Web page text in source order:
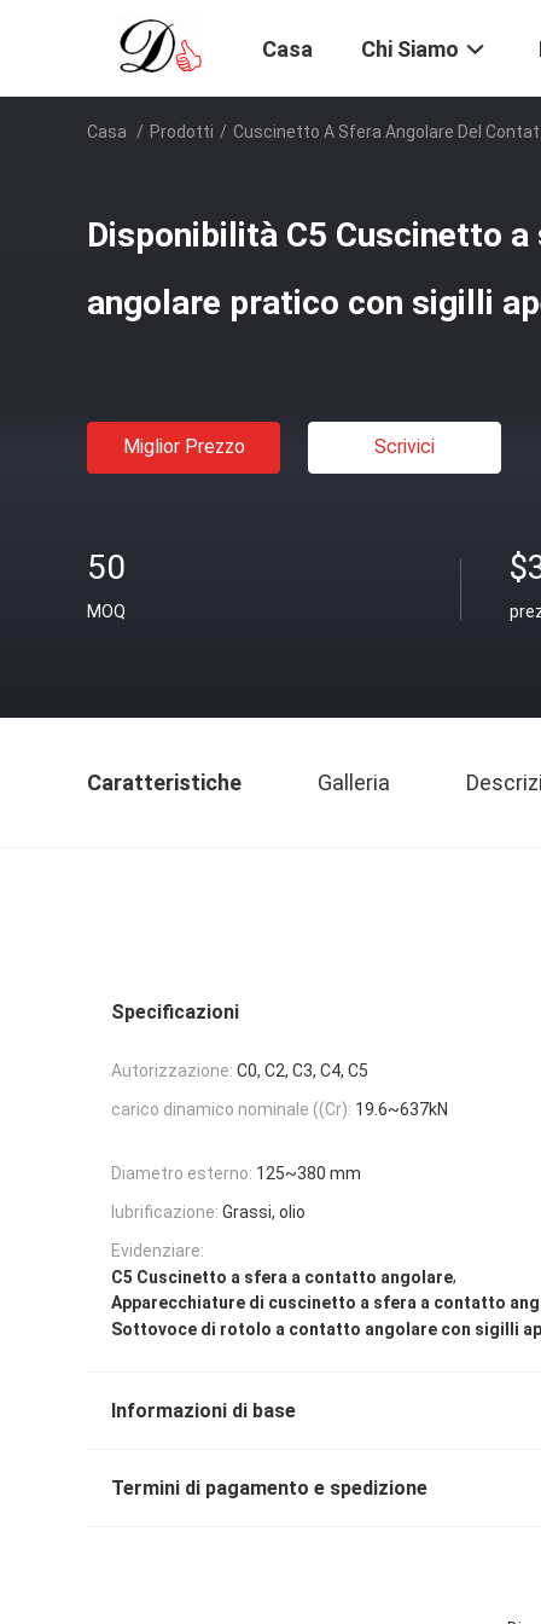
Casa Chi Siamo
Casa / Prodotti / Cuscinetto A Sfera Angolare Del
Disponibilità C5 Cuscinetto
angolare pratico con sigilli
Miglior Prezzo Scrivici
50
MOQ
Caratteristiche Galleria
Specificazioni
Autorizzazione: C0, C2, C3, C4, C5
carico dinamico nominale ((Cr): 19.6~637kN
Diametro esterno: 125~380 mm
lubrificazione: Grassi, olio
Evidenziare:
C5 Cuscinetto a sfera a contatto angolare,
Apparecchiature di cuscinetto a sfera a contatto
Sottovoce di rotolo a contatto angolare con sigilli
Informazioni di base
Termini di pagamento e spedizione